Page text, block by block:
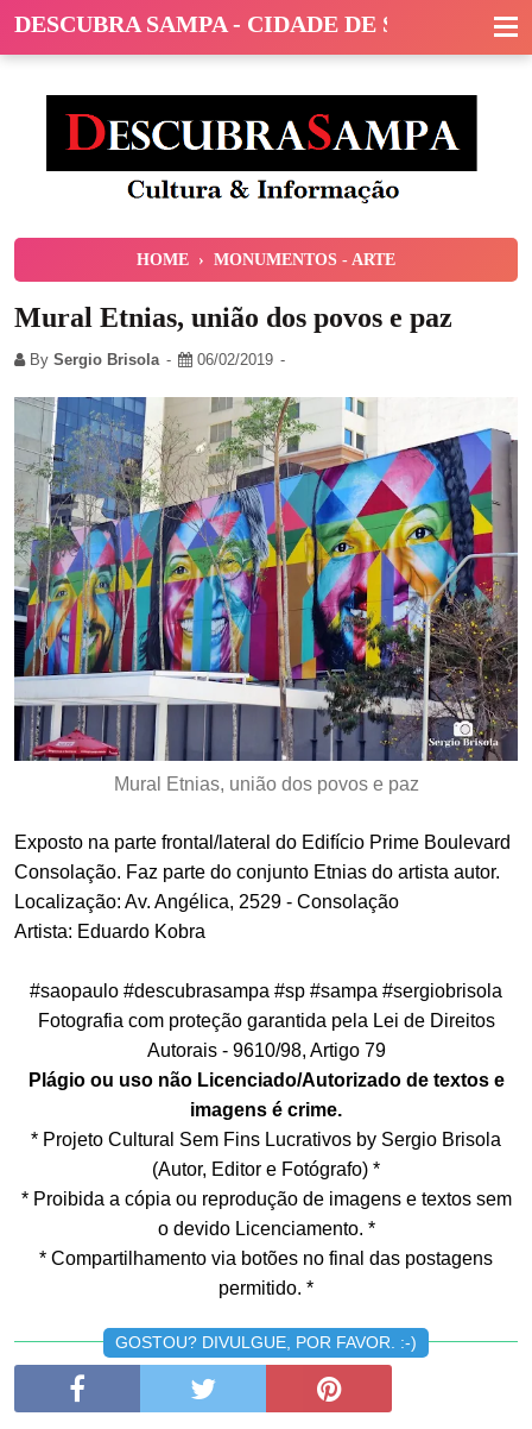
DESCUBRA SAMPA - CIDADE DE SÃO PAULO
HOME › MONUMENTOS - ARTE
Mural Etnias, união dos povos e paz
By Sergio Brisola 06/02/2019
Mural Etnias, união dos povos e paz
Exposto na parte frontal/lateral do Edifício Prime Boulevard
Consolação. Faz parte do conjunto Etnias do artista autor.
Localização: Av. Angélica, 2529 - Consolação
Artista: Eduardo Kobra
#saopaulo #descubrasampa #sp #sampa #sergiobrisola
Fotografia com proteção garantida pela Lei de Direitos
Autorais - 9610/98, Artigo 79
Plágio ou uso não Licenciado/Autorizado de textos e
imagens é crime.
* Projeto Cultural Sem Fins Lucrativos by Sergio Brisola
(Autor, Editor e Fotógrafo) *
* Proibida a cópia ou reprodução de imagens e textos sem
o devido Licenciamento. *
* Compartilhamento via botões no final das postagens
permitido. *
GOSTOU? DIVULGUE, POR FAVOR. :-)